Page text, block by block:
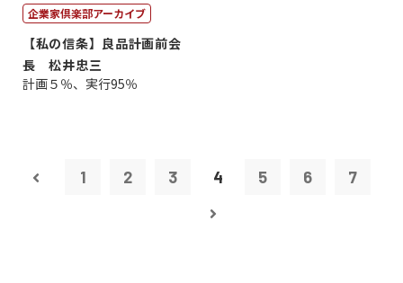
企業家倶楽部アーカイブ
【私の信条】良品計画前会
長 松井忠三
計画５％、実行95％
1 2 3 4 5 6 7